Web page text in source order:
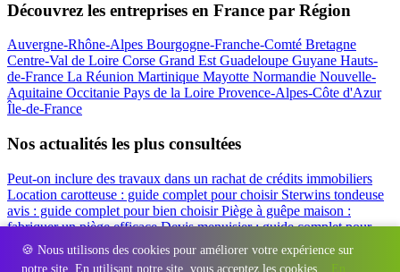
🍪 Nous utilisons des cookies pour améliorer votre expérience sur
notre site. En utilisant notre site, vous acceptez les cookies.
En
Découvrez les entreprises en France par Région
Auvergne-Rhône-Alpes Bourgogne-Franche-Comté Bretagne
Centre-Val de Loire Corse Grand EstGuadeloupe Guyane Hauts-
de-France La Réunion Martinique Mayotte Normandie Nouvelle-
Aquitaine Occitanie Pays de la Loire Provence-Alpes-Côte d'Azur
Île-de-France
Nos actualités les plus consultées
Peut-on inclure des travaux dans un rachat de crédits immobiliers
Location carotteuse : guide complet pour choisir Sterwins tondeuse
avis : guide complet pour bien choisirPiège à guêpe maison :
fabriquer un piège efficaceDevis menuisier : guide complet pour
obtenir le meilleur prix
Simulation rachat de crédit : regrouper prêt
travaux et crédits